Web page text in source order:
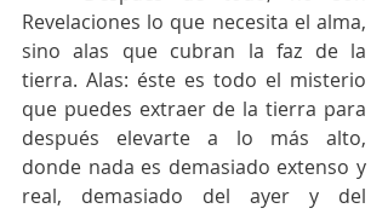
Revelaciones lo que necesita el alma,
sino alas que cubran la faz de la
tierra. Alas: éste es todo el misterio
que puedes extraer de la tierra para
después elevarte a lo más alto,
donde nada es demasiado extenso y
real, demasiado del ayer y del